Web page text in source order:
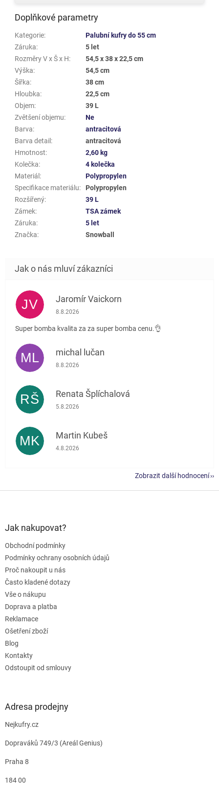
Doplňkové parametry
Kategorie:
Palubní kufry do 55 cm
Záruka:
5 let
Rozměry V x Š x H:
54,5 x 38 x 22,5 cm
Výška:
54,5 cm
Šířka:
38 cm
Hloubka:
22,5 cm
Objem:
39 L
Zvětšení objemu:
Ne
Barva:
antracitová
Barva detail :
antracitová
Hmotnost:
2,60 kg
Kolečka:
4 kolečka
Materiál :
Polypropylen
Specifikace materiálu:
Polypropylen
Rozšířený:
39 L
Zámek:
TSA zámek
Záruka:
5 let
Značka: Snowball
JV Jaromír Vaickorn
Hodnocení obchodu je 5 z 5 hvězdiček.
8.8.2026
Super bomba kvalita za za super bomba cenu.👌
ML michal lučan
Hodnocení obchodu je 5 z 5 hvězdiček.
8.8.2026
RŠ Renata Šplíchalová
Hodnocení obchodu je 5 z 5 hvězdiček.
5.8.2026
MK Martin Kubeš
Hodnocení obchodu je 5 z 5 hvězdiček.
4.8.2026
Zobrazit další hodnocení
Jak nakupovat?
Obchodní podmínky
Podmínky ochrany osobních údajů
Proč nakoupit u nás
Často kladené dotazy
Vše o nákupu
Doprava a platba
Reklamace
Ošetření zboží
Blog
Kontakty
Odstoupit od smlouvy
Adresa prodejny
Nejkufry.cz
Dopraváků 749/3 (Areál Genius)
Praha 8
184 00